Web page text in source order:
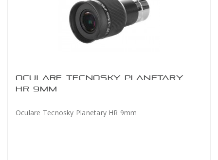
OCULARE TECNOSKY PLANETARY
HR 9MM
Oculare Tecnosky Planetary HR 9mm